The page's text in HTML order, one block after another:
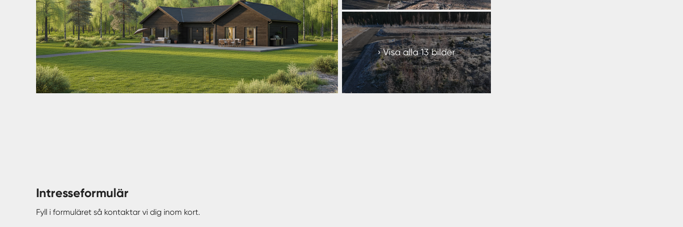
+
7
Visa alla 13 bilder
Intresseformulär
Fyll i formuläret så kontaktar vi dig inom kort.